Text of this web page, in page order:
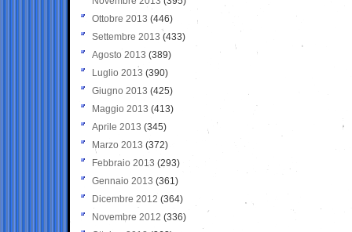
Ottobre 2013 (446)
Settembre 2013 (433)
Agosto 2013 (389)
Luglio 2013 (390)
Giugno 2013 (425)
Maggio 2013 (413)
Aprile 2013 (345)
Marzo 2013 (372)
Febbraio 2013 (293)
Gennaio 2013 (361)
Dicembre 2012 (364)
Novembre 2012 (336)